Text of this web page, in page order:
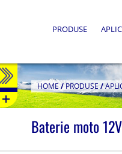
PRODUSE
HOME/PRODUSE /
Baterie moto